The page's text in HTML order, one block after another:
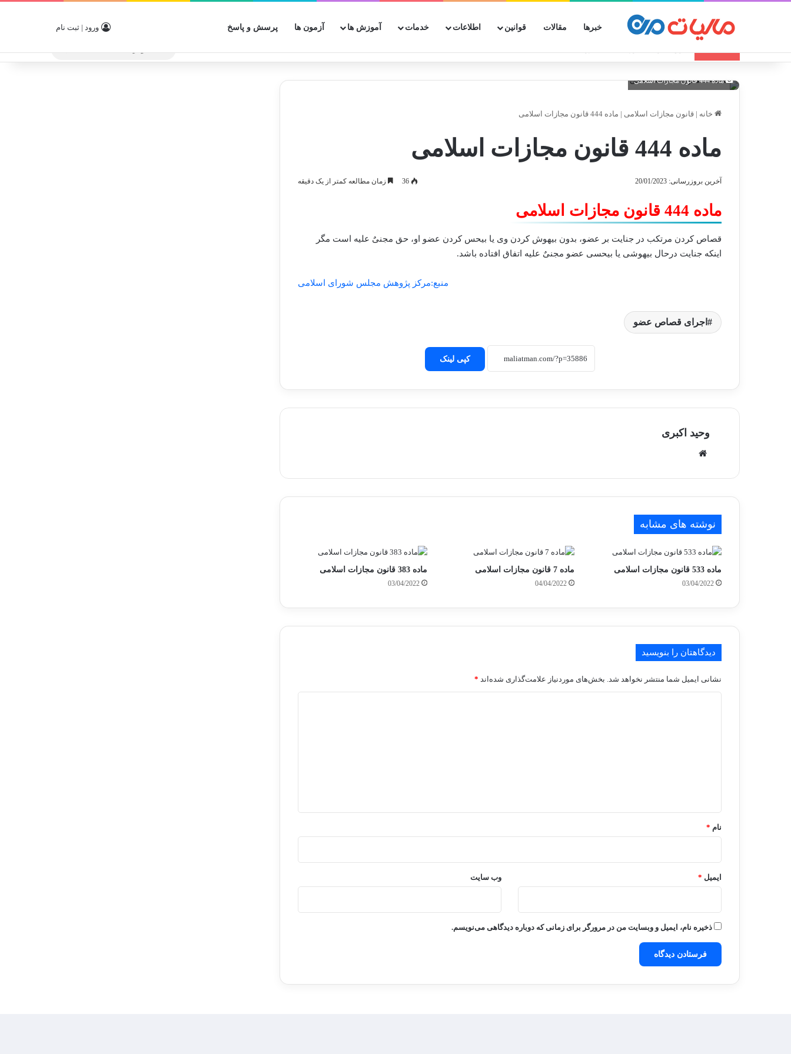
خبرها مقالات قوانین اطلاعات خدمات آموزش ها آزمون ها پرسش و پاسخ ورود | ثبت نام
ماده 444 قانون مجازات اسلامی
خانه | قانون مجازات اسلامی | ماده 444 قانون مجازات اسلامی
ماده 444 قانون مجازات اسلامی
آخرین بروزرسانی: 20/01/2023 36 زمان مطالعه کمتر از یک دقیقه
ماده 444 قانون مجازات اسلامی
قصاص کردن مرتکب در جنایت بر عضو، بدون بیهوش کردن وی یا بیحس کردن عضو او، حق مجنیٌ علیه است مگر
اینکه جنایت درحال بیهوشی یا بیحسی عضو مجنیٌ علیه اتفاق افتاده باشد.
منبع:مرکز پژوهش مجلس شورای اسلامی
اجرای قصاص عضو
کپی لینک
وحید اکبری
نوشته های مشابه
ماده 533 قانون مجازات اسلامی
03/04/2022
ماده 7 قانون مجازات اسلامی
04/04/2022
ماده 383 قانون مجازات اسلامی
03/04/2022
دیدگاهتان را بنویسید
نشانی ایمیل شما منتشر نخواهد شد. بخش‌های موردنیاز علامت‌گذاری شده‌اند *
نام *
ایمیل * وب‌ سایت
ذخیره نام، ایمیل و وبسایت من در مرورگر برای زمانی که دوباره دیدگاهی می‌نویسم.